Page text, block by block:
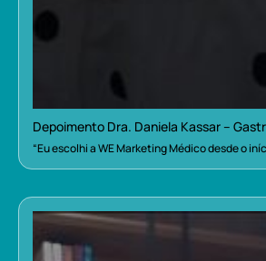
Depoimento Dra. Daniela Kassar –
“Eu escolhi a WE Marketing Médico desde o